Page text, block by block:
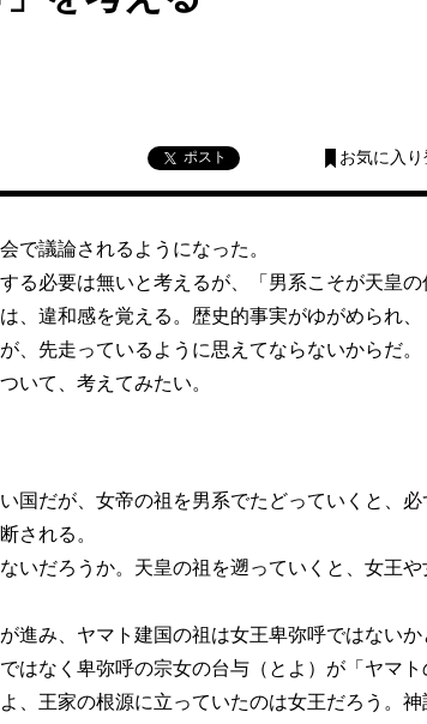
ポスト お気に入り
で議論されるようになった。
る必要は無いと考えるが、「男系こそが天皇の
、違和感を覚える。歴史的事実がゆがめられ、
、先走っているように思えてならないからだ。
いて、考えてみたい。
国だが、女帝の祖を男系でたどっていくと、必
される。
いだろうか。天皇の祖を遡っていくと、女王や
進み、ヤマト建国の祖は女王卑弥呼ではないか
はなく卑弥呼の宗女の台与（とよ）が「ヤマト
、王家の根源に立っていたのは女王だろう。神